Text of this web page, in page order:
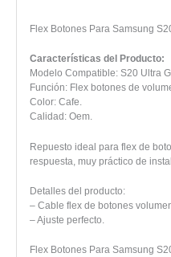
Flex Botones Para Samsung
Características del Producto:
Modelo Compatible: S20 Ultra
Función: Flex botones de
Color: Cafe.
Calidad: Oem.
Repuesto ideal para flex de
respuesta, muy práctico de
Detalles del producto:
– Cable flex de botones
– Ajuste perfecto.
Flex Botones Para Samsung